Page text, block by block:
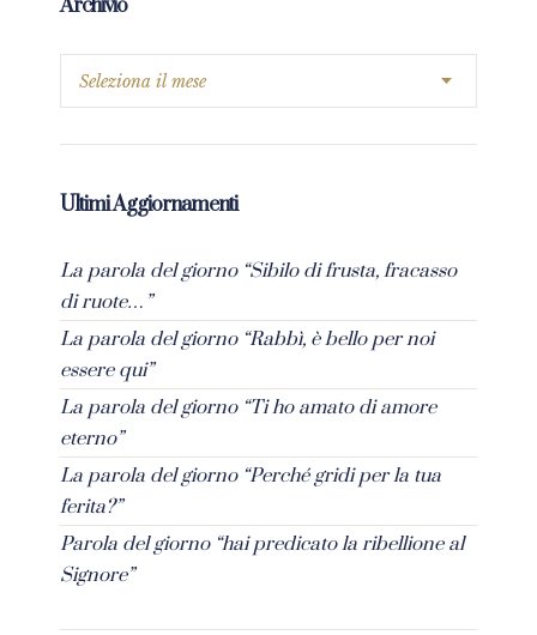
Archivio
Ultimi Aggiornamenti
La parola del giorno “Sibilo di frusta, fracasso
di ruote…”
La parola del giorno “Rabbì, è bello per noi
essere qui”
La parola del giorno “Ti ho amato di amore
eterno”
La parola del giorno “Perché gridi per la tua
ferita?”
Parola del giorno “hai predicato la ribellione al
Signore”